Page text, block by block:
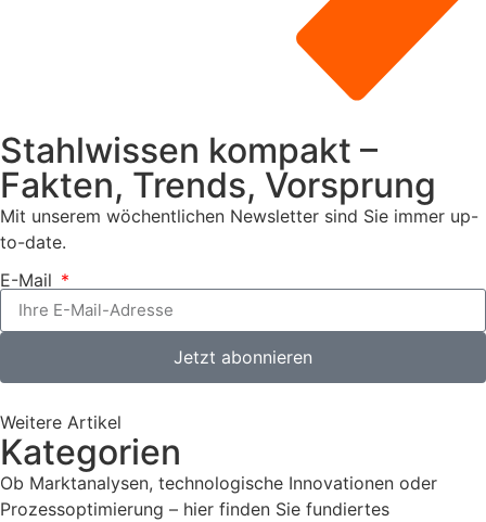
Stahlwissen kompakt –
Fakten, Trends, Vorsprung
Mit unserem wöchentlichen Newsletter sind Sie immer up-
to-date.
E-Mail
Jetzt abonnieren
Weitere Artikel
Kategorien
Ob Marktanalysen, technologische Innovationen oder
Prozessoptimierung – hier finden Sie fundiertes